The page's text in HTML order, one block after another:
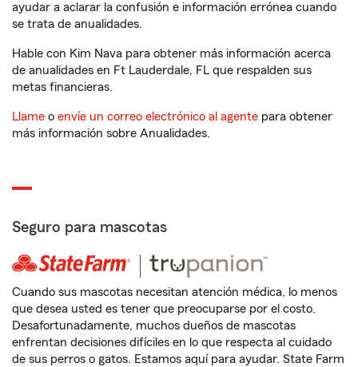
ayudar a aclarar la confusión e información errónea cuando
se trata de anualidades.
Hable con Kim Nava para obtener más información acerca
de anualidades en Ft Lauderdale, FL que respalden sus
metas financieras.
Llame o envíe un correo electrónico al agente para obtener
más información sobre Anualidades.
Seguro para mascotas
Cuando sus mascotas necesitan atención médica, lo menos
que desea usted es tener que preocuparse por el costo.
Desafortunadamente, muchos dueños de mascotas
enfrentan decisiones difíciles en lo que respecta al cuidado
de sus perros o gatos. Estamos aquí para ayudar. State Farm